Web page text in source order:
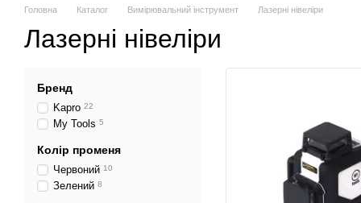
Головна Каталог Вимірювальний інструмент Лазерні нівеліри
Лазерні нівеліри
Бренд
Kapro 22
My Tools 5
Колір променя
Червоний 10
Зелений 8